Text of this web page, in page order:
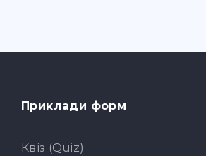
Приклади форм
Квіз (Quiz)